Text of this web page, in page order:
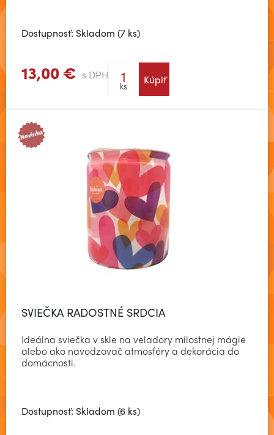
Dostupnosť: Skladom (7 ks)
13,00 € s DPH
ks Kúpiť
Zobraziť viac
SVIEČKA RADOSTNÉ SRDCIA
Ideálna sviečka v skle na veladory milostnej mágie
alebo ako navodzovač atmosféry a dekorácia do
domácnosti.
Dostupnosť: Skladom (6 ks)